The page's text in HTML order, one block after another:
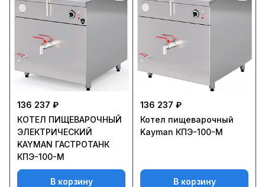
136 237 ₽
КOТЕЛ ПИЩЕВАРОЧНЫЙ
ЭЛЕКТРИЧЕСКИЙ
KAYMAN ГАСТРОТАНК
КПЭ-100-М
В корзину
136 237 ₽
Котел пищеварочный
Kayman КПЭ-100-М
В корзину